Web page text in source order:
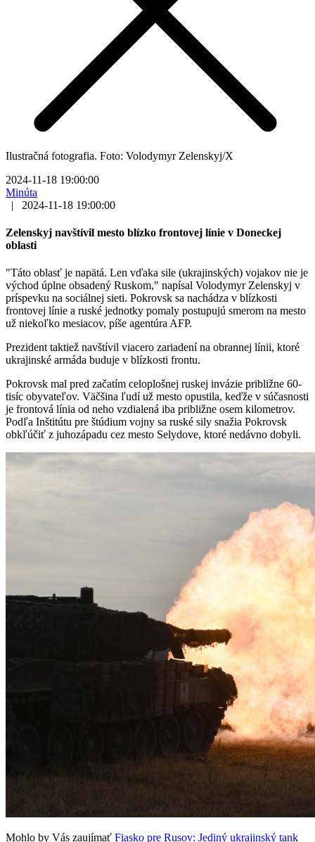
Ilustračná fotografia. Foto: Volodymyr Zelenskyj/X
2024-11-18 19:00:00
Minúta
|
2024-11-18 19:00:00
Zelenskyj navštívil mesto blízko frontovej línie v Doneckej
oblasti
"Táto oblasť je napätá. Len vďaka sile (ukrajinských) vojakov nie je
východ úplne obsadený Ruskom," napísal Volodymyr Zelenskyj v
príspevku na sociálnej sieti. Pokrovsk sa nachádza v blízkosti
frontovej línie a ruské jednotky pomaly postupujú smerom na mesto
už niekoľko mesiacov, píše agentúra AFP.
Prezident taktiež navštívil viacero zariadení na obrannej línii, ktoré
ukrajinské armáda buduje v blízkosti frontu.
Pokrovsk mal pred začatím celoplošnej ruskej invázie približne 60-
tisíc obyvateľov. Väčšina ľudí už mesto opustila, keďže v súčasnosti
je frontová línia od neho vzdialená iba približne osem kilometrov.
Podľa Inštitútu pre štúdium vojny sa ruské sily snažia Pokrovsk
obkľúčiť z juhozápadu cez mesto Selydove, ktoré nedávno dobyli.
Mohlo by Vás zaujímať Fiasko pre Rusov: Jediný ukrajinský tank